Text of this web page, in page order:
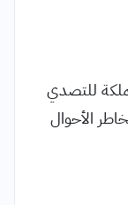
للتصدي
الأحوال